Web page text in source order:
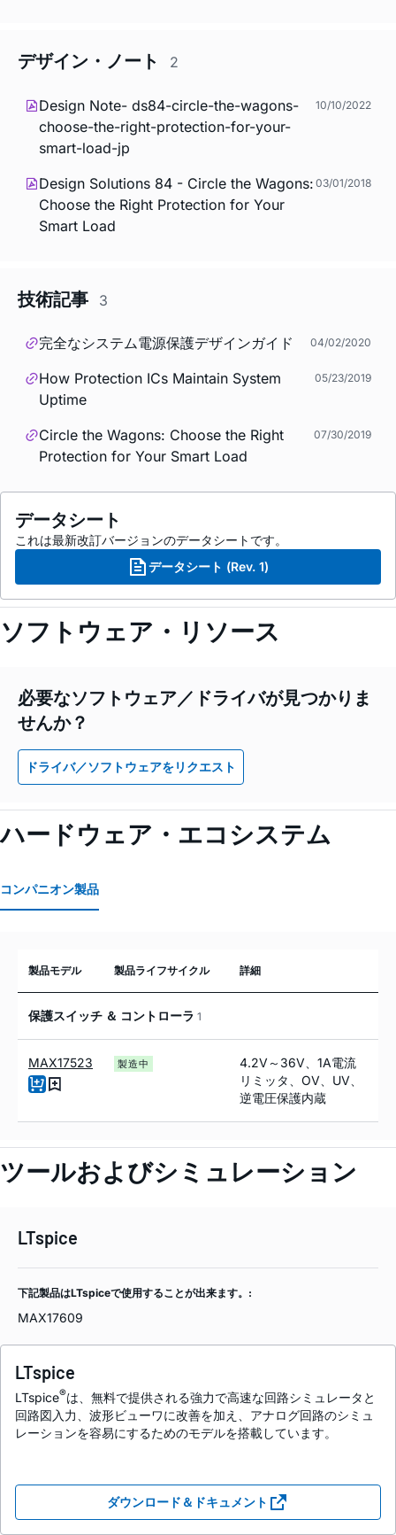
デザイン・ノート 2
Design Note- ds84-circle-the-wagons-
choose-the-right-protection-for-your-
smart-load-jp
10/10/2022
Design Solutions 84 - Circle the Wagons:
Choose the Right Protection for Your
Smart Load
03/01/2018
技術記事 3
完全なシステム電源保護デザインガイド 04/02/2020
How Protection ICs Maintain System
Uptime
05/23/2019
Circle the Wagons: Choose the Right
Protection for Your Smart Load
07/30/2019
データシート
これは最新改訂バージョンのデータシートです。
データシート (Rev. 1)
ソフトウェア・リソース
必要なソフトウェア／ドライバが見つかりま
せんか？
ドライバ／ソフトウェアをリクエスト
ハードウェア・エコシステム
コンパニオン製品
製品モデル 製品ライフサイクル 詳細
保護スイッチ ＆ コントローラ 1
MAX17523 製造中
4.2V～36V、1A電流
リミッタ、OV、UV、
逆電圧保護内蔵
ツールおよびシミュレーション
LTspice
下記製品はLTspiceで使用することが出来ます。:
MAX17609
LTspice
LTspice®は、無料で提供される強力で高速な回路シミュレータと
回路図入力、波形ビューワに改善を加え、アナログ回路のシミュ
レーションを容易にするためのモデルを搭載しています。
ダウンロード＆ドキュメント